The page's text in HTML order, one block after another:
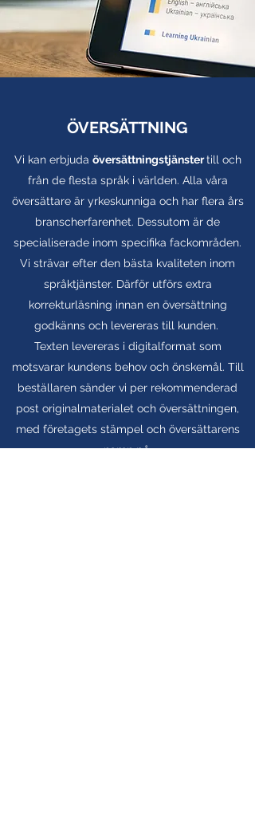
ÖVERSÄTTNING
Vi kan erbjuda översättningstjänstertill och
från de flesta språk i världen. Alla våra
översättare är yrkeskunniga och har flera års
branscherfarenhet. Dessutom är de
specialiserade inom specifika fackområden.
Vi strävar efter den bästa kvaliteten inom
språktjänster. Därför utförs extra
korrekturläsning innan en översättning
godkänns och levereras till kunden.
Texten levereras i digitalformat som
motsvarar kundens behov och önskemål. Till
beställaren sänder vi per rekommenderad
post originalmaterialet och översättningen,
med företagets stämpel och översättarens
namn på.